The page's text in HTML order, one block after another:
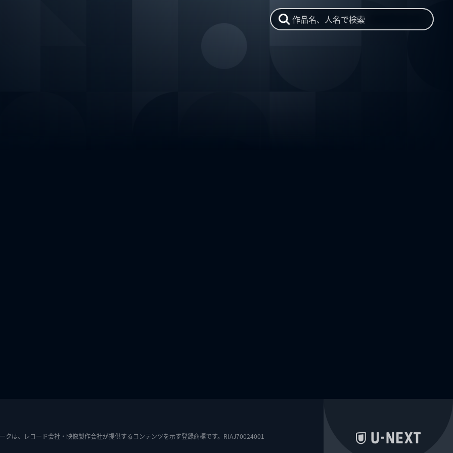
作品名、人名で検索
クは、レコード会社・映像製作会社が提供するコンテンツを示す登録商標です。RIAJ70024001